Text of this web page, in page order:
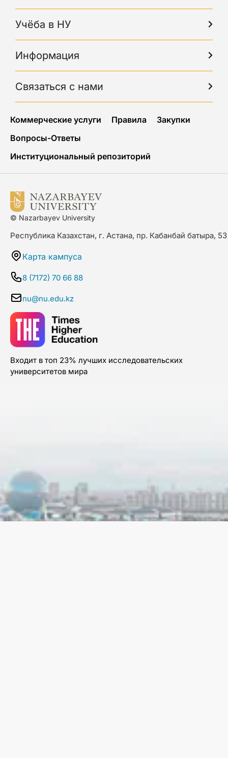
Учёба в НУ
Информация
Связаться с нами
Коммерческие услуги Правила
Закупки
Вопросы-Ответы
Институциональный репозиторий
© Nazarbayev University
Республика Казахстан, г. Астана, пр. Кабанбай батыра, 53
Карта кампуса
8 (7172) 70 66 88
nu@nu.edu.kz
Входит в топ 23% лучших исследовательских
университетов мира